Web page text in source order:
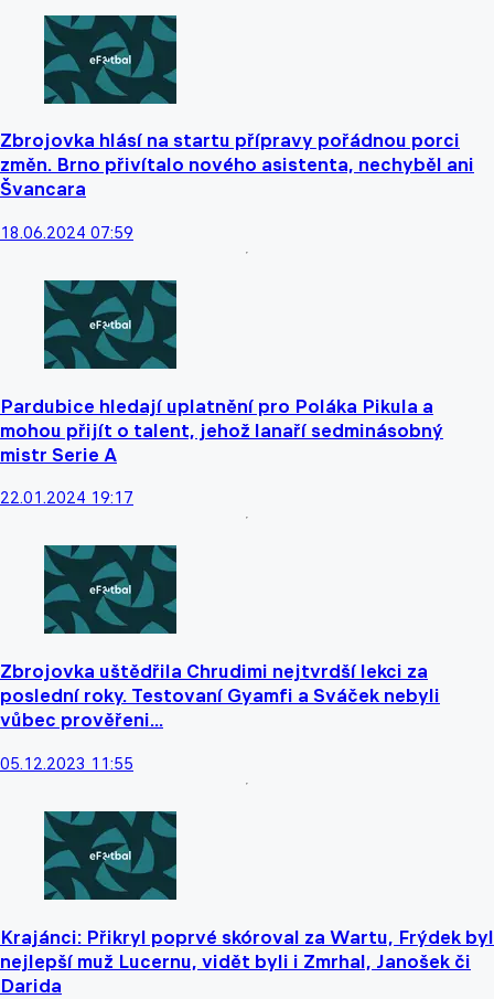
Zbrojovka hlásí na startu přípravy pořádnou porci
změn. Brno přivítalo nového asistenta, nechyběl ani
Švancara
18.06.2024 07:59
Pardubice hledají uplatnění pro Poláka Pikula a
mohou přijít o talent, jehož lanaří sedminásobný
mistr Serie A
22.01.2024 19:17
Zbrojovka uštědřila Chrudimi nejtvrdší lekci za
poslední roky. Testovaní Gyamfi a Sváček nebyli
vůbec prověřeni...
05.12.2023 11:55
Krajánci: Přikryl poprvé skóroval za Wartu, Frýdek byl
nejlepší muž Lucernu, vidět byli i Zmrhal, Janošek či
Darida